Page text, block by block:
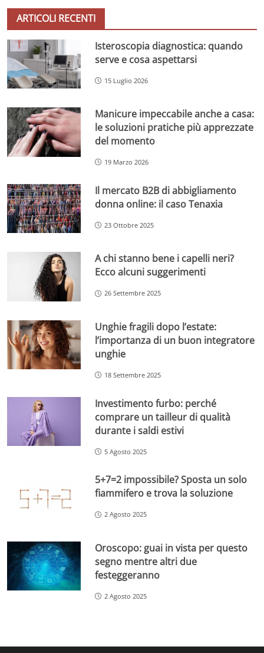
ARTICOLI RECENTI
Isteroscopia diagnostica: quando
serve e cosa aspettarsi
15 Luglio 2026
Manicure impeccabile anche a casa:
le soluzioni pratiche più apprezzate
del momento
19 Marzo 2026
Il mercato B2B di abbigliamento
donna online: il caso Tenaxia
23 Ottobre 2025
A chi stanno bene i capelli neri?
Ecco alcuni suggerimenti
26 Settembre 2025
Unghie fragili dopo l’estate:
l’importanza di un buon integratore
unghie
18 Settembre 2025
Investimento furbo: perché
comprare un tailleur di qualità
durante i saldi estivi
5 Agosto 2025
5+7=2 impossibile? Sposta un solo
fiammifero e trova la soluzione
2 Agosto 2025
Oroscopo: guai in vista per questo
segno mentre altri due
festeggeranno
2 Agosto 2025